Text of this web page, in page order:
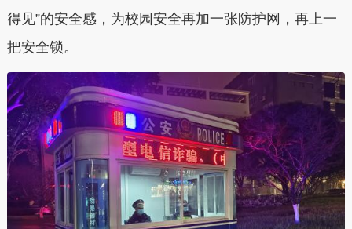
得见”的安全感，为校园安全再加一张防护网，再上一
把安全锁。